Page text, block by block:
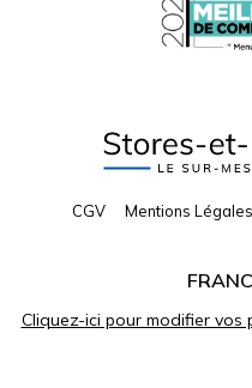
CGV Mentions Légales
Cliquez-ici pour modifier vos